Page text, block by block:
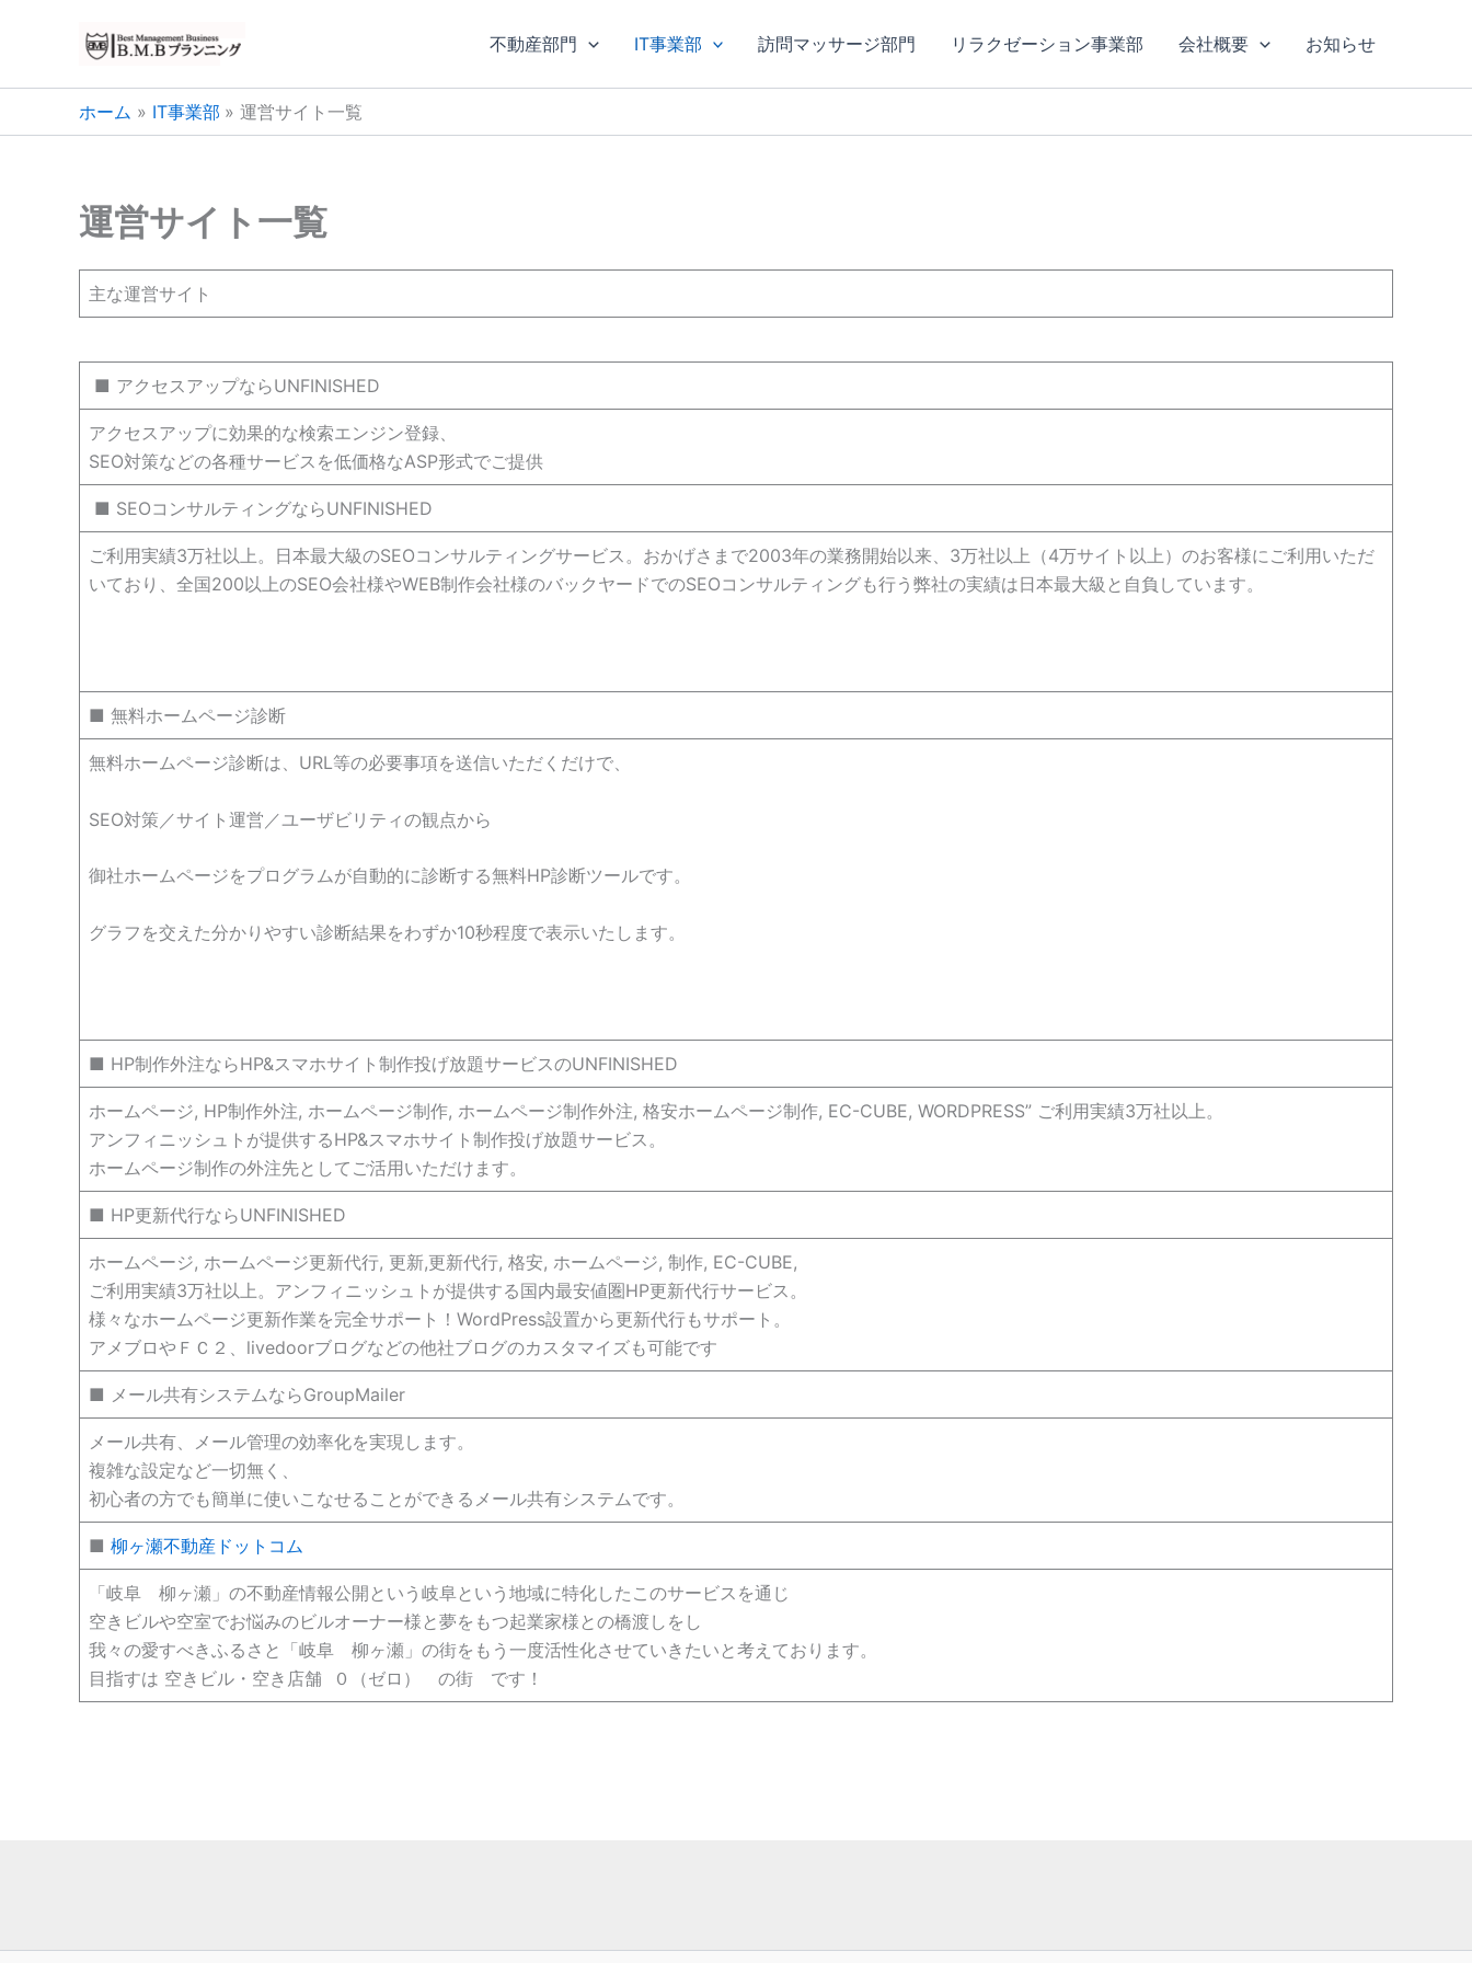
不動産部門 IT事業部 訪問マッサージ部門 リラクゼーション事業部 会社概要 お知らせ
ホーム IT事業部 運営サイト一覧
運営サイト一覧
主な運営サイト
■ アクセスアップならUNFINISHED
アクセスアップに効果的な検索エンジン登録、
SEO対策などの各種サービスを低価格なASP形式でご提供
■ SEOコンサルティングならUNFINISHED
ご利用実績3万社以上。日本最大級のSEOコンサルティングサービス。おかげさまで2003年の業務開始以来、3万社以上（4万サイト以上）のお客様にご利用いただ
いており、全国200以上のSEO会社様やWEB制作会社様のバックヤードでのSEOコンサルティングも行う弊社の実績は日本最大級と自負しています。
■ 無料ホームページ診断
無料ホームページ診断は、URL等の必要事項を送信いただくだけで、
SEO対策／サイト運営／ユーザビリティの観点から
御社ホームページをプログラムが自動的に診断する無料HP診断ツールです。
グラフを交えた分かりやすい診断結果をわずか10秒程度で表示いたします。
■ HP制作外注ならHP&スマホサイト制作投げ放題サービスのUNFINISHED
ホームページ, HP制作外注, ホームページ制作, ホームページ制作外注, 格安ホームページ制作, EC-CUBE, WORDPRESS” ご利用実績3万社以上。
アンフィニッシュトが提供するHP&スマホサイト制作投げ放題サービス。
ホームページ制作の外注先としてご活用いただけます。
■ HP更新代行ならUNFINISHED
ホームページ, ホームページ更新代行, 更新,更新代行, 格安, ホームページ, 制作, EC-CUBE,
ご利用実績3万社以上。アンフィニッシュトが提供する国内最安値圏HP更新代行サービス。
様々なホームページ更新作業を完全サポート！WordPress設置から更新代行もサポート。
アメブロやＦＣ２、livedoorブログなどの他社ブログのカスタマイズも可能です
■ メール共有システムならGroupMailer
メール共有、メール管理の効率化を実現します。
複雑な設定など一切無く、
初心者の方でも簡単に使いこなせることができるメール共有システムです。
■ 柳ヶ瀬不動産ドットコム
「岐阜 柳ヶ瀬」の不動産情報公開という岐阜という地域に特化したこのサービスを通じ
空きビルや空室でお悩みのビルオーナー様と夢をもつ起業家様との橋渡しをし
我々の愛すべきふるさと「岐阜 柳ヶ瀬」の街をもう一度活性化させていきたいと考えております。
目指すは 空きビル・空き店舗 ０（ゼロ） の街 です！